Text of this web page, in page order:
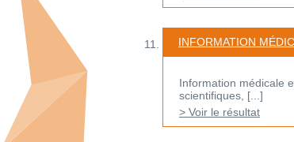
INFORMATION
Information médicale
scientifiques, [...]
> Voir le résultat